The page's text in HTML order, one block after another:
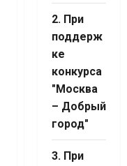
2. При
поддерж
ке
конкурса
"Москва
– Добрый
город"
3. При